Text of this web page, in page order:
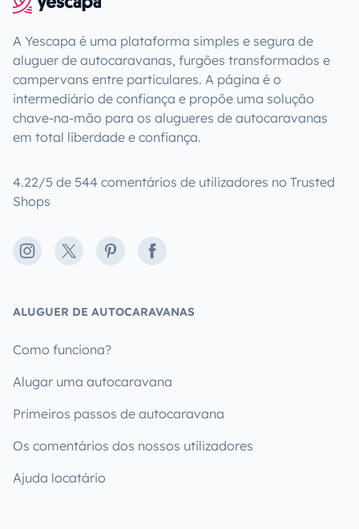
A Yescapa é uma plataforma simples e segura de
aluguer de autocaravanas, furgões transformados e
campervans entre particulares. A página é o
intermediário de confiança e propõe uma solução
chave-na-mão para os alugueres de autocaravanas
em total liberdade e confiança.
4.22/5 de 544 comentários de utilizadores no Trusted
Shops
Instagram
X PinterestFacebook
ALUGUER DE AUTOCARAVANAS
Como funciona?
Alugar uma autocaravana
Primeiros passos de autocaravana
Os comentários dos nossos utilizadores
Ajuda locatário